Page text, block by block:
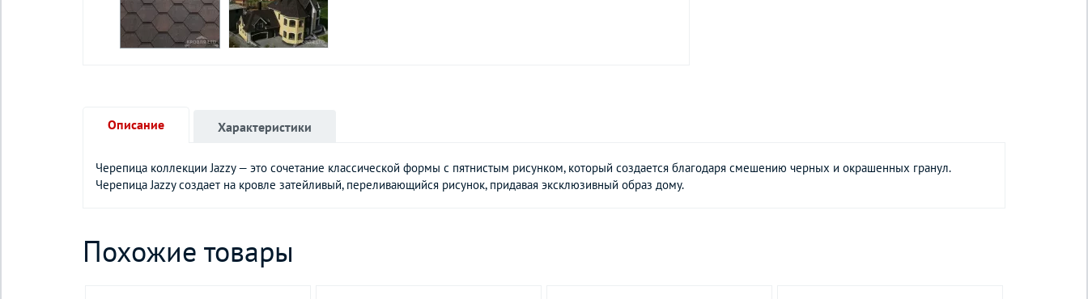
Описание
Черепица коллекции Jazzy — это сочетание классической формы с пятнистым рисунком, который создается благодаря смешению черных и окрашенных гранул.
Черепица Jazzy создает на кровле затейливый, переливающийся рисунок, придавая эксклюзивный образ дому.
Характеристики
Похожие товары